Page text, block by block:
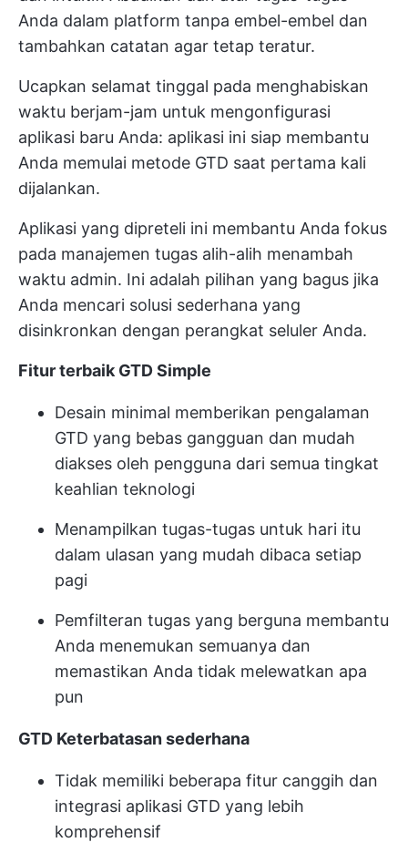
Anda dalam platform tanpa embel-embel dan
tambahkan catatan agar tetap teratur.
Ucapkan selamat tinggal pada menghabiskan
waktu berjam-jam untuk mengonfigurasi
aplikasi baru Anda: aplikasi ini siap membantu
Anda memulai metode GTD saat pertama kali
dijalankan.
Aplikasi yang dipreteli ini membantu Anda fokus
pada manajemen tugas alih-alih menambah
waktu admin. Ini adalah pilihan yang bagus jika
Anda mencari solusi sederhana yang
disinkronkan dengan perangkat seluler Anda.
Fitur terbaik GTD Simple
Desain minimal memberikan pengalaman
GTD yang bebas gangguan dan mudah
diakses oleh pengguna dari semua tingkat
keahlian teknologi
Menampilkan tugas-tugas untuk hari itu
dalam ulasan yang mudah dibaca setiap
pagi
Pemfilteran tugas yang berguna membantu
Anda menemukan semuanya dan
memastikan Anda tidak melewatkan apa
pun
GTD Keterbatasan sederhana
Tidak memiliki beberapa fitur canggih dan
integrasi aplikasi GTD yang lebih
komprehensif